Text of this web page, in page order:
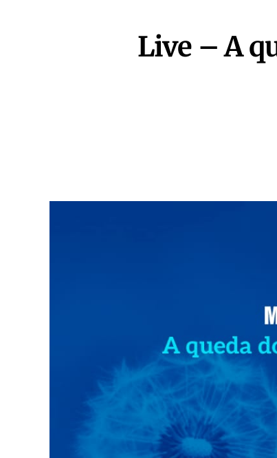
Live – A